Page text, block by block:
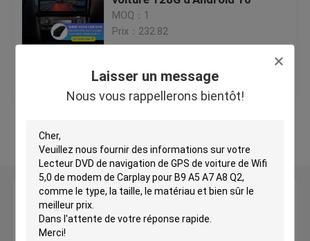
Laisser un message
Nous vous rappellerons bientôt!
Lecteur DVD de navigation de GPS de voiture
lecteur DVD androïde de voiture
Lecteur DVD de voiture pour Mercedes Benz
lecteur de dvd de voiture 2 din
MOQ：1
Prix：232.82
meilleur prix Contact
Laisser un message
Nous vous rappellerons bientôt!